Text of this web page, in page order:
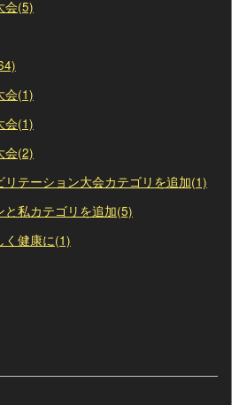
会(5)
会(1)
会(1)
会(2)
テーション大会カテゴリを追加(1)
と私カテゴリを追加(5)
く健康に(1)